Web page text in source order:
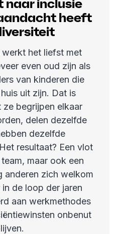
inclusie
heeft
werkt het liefst met
even oud zijn als
van kinderen die
uit zijn. Dat is
ze begrijpen elkaar
delen dezelfde
dezelfde
resultaat? Een vlot
maar ook een
anderen zich welkom
de loop der jaren
aan werkmethodes
onbenut